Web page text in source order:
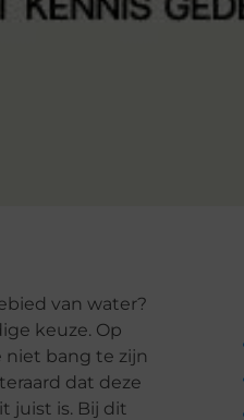
van water?
keuze. Op
niet bang te zijn
dat deze
juist is. Bij dit